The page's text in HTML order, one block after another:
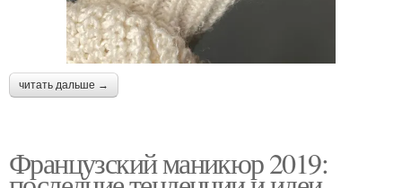
читать дальше →
Французский маникюр 2019: